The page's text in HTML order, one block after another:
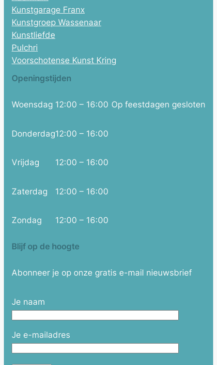
Kunstgarage Franx
Kunstgroep Wassenaar
Kunstliefde
Pulchri
Voorschotense Kunst Kring
Openingstijden
Woensdag
Donderdag
Vrijdag
Zaterdag
Zondag
12:00 – 16:00
12:00 – 16:00
12:00 – 16:00
12:00 – 16:00
12:00 – 16:00
Op feestdagen gesloten
Blijf op de hoogte
Abonneer je op onze gratis e-mail nieuwsbrief
Je naam
Je e-mailadres